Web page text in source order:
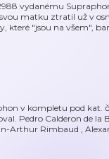
vydanému
matku ztratil už v
které "jsou na všem",
v kompletu pod kat.
Pedro Calderon de la
Arthur Rimbaud ,